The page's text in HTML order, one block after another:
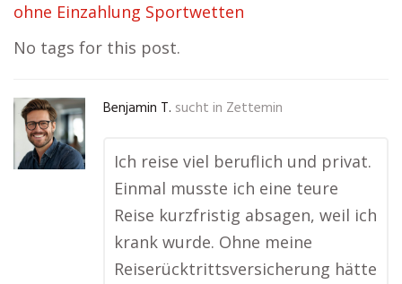
ohne Einzahlung Sportwetten
No tags for this post.
Benjamin T. sucht in Zettemin
Ich reise viel beruflich und privat.
Einmal musste ich eine teure
Reise kurzfristig absagen, weil ich
krank wurde. Ohne meine
Reiserücktrittsversicherung hätte